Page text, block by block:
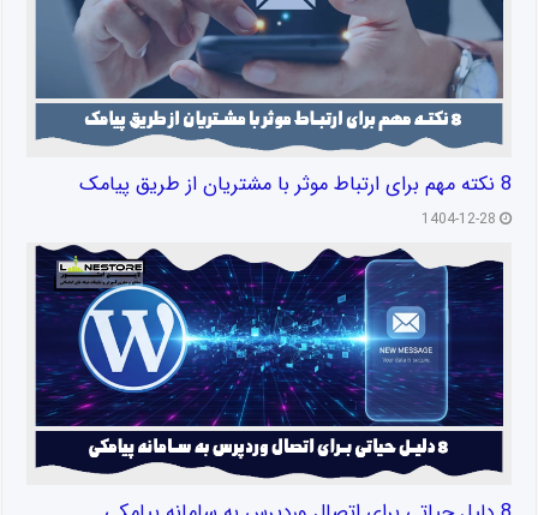
8 نکته مهم برای ارتباط موثر با مشتریان از طریق پیامک
1404-12-28